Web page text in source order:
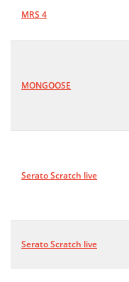
MRS 4
MONGOOSE
Serato Scratch live
Serato Scratch live